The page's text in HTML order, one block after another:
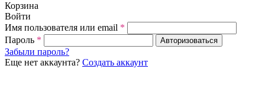
Корзина
Войти
Имя пользователя или email *
Пароль * Авторизоваться
Забыли пароль?
Еще нет аккаунта? Создать аккаунт